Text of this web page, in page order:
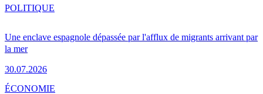
Une enclave espagnole dépassée par l'afflux de migrants arrivant par
la mer
30.07.2026
POLITIQUE
ÉCONOMIE